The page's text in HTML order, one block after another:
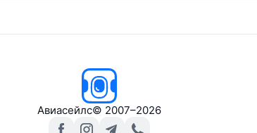
Авиасейлс© 2007–2026